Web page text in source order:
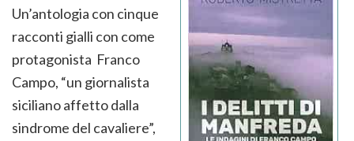
Un’antologia con cinque
racconti gialli con come
protagonista Franco
Campo, “un giornalista
siciliano affetto dalla
sindrome del cavaliere”,